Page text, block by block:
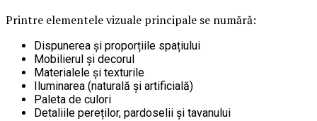
Printre elementele vizuale principale se numără:
Dispunerea și proporțiile spațiului
Mobilierul și decorul
Materialele și texturile
Iluminarea (naturală și artificială)
Paleta de culori
Detaliile pereților, pardoselii și tavanului